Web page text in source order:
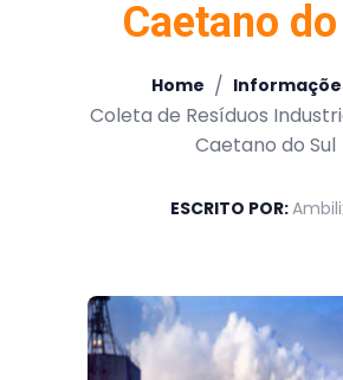
Caetano do
Home /
Coleta de Resíduos
Caetano do Sul
ESCRITO POR: